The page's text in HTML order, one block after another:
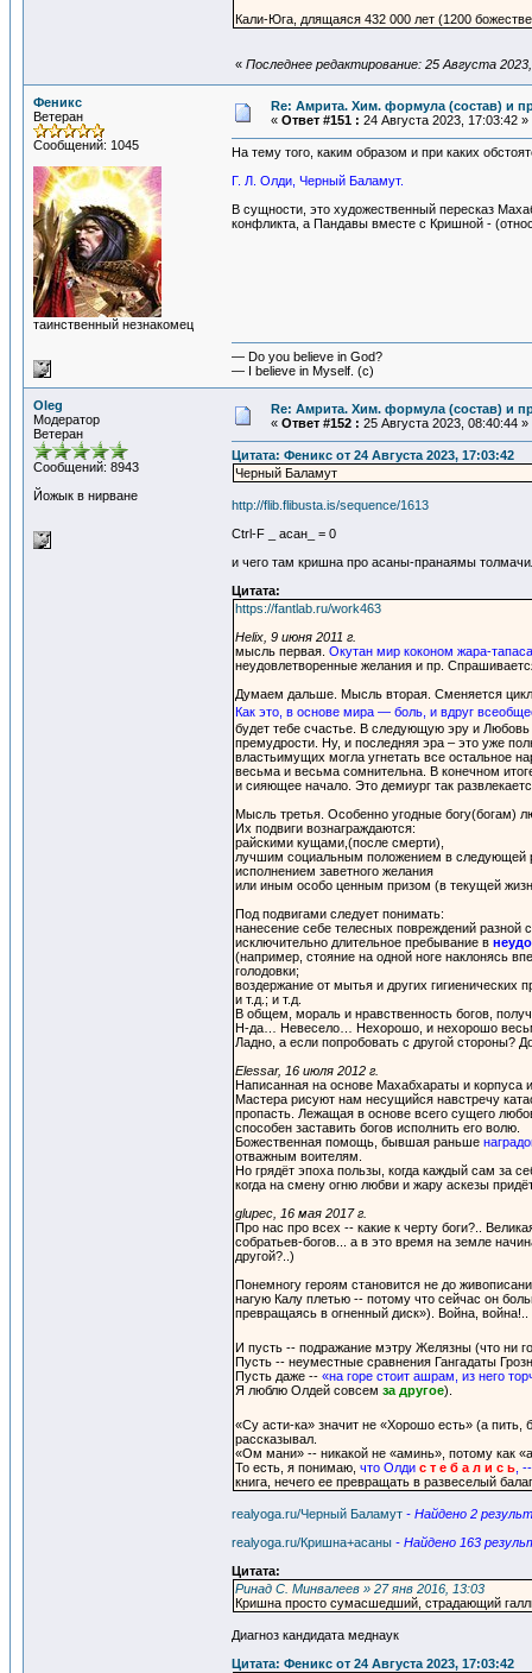
Кали-Юга, длящаяся 432 000 лет (1200
« Последнее редактирование: 25 Августа
Феникс
Ветеран
Сообщений: 1045
таинственный незнакомец
Re: Амрита. Хим. формула (состав) и
« Ответ #151 : 24 Августа 2023, 17:03:42 »
На тему того, каким образом и при каких
Г. Л. Олди, Черный Баламут.
В сущности, это художественный пересказ
конфликта, а Пандавы вместе с Кришной -
— Do you believe in God?
— I believe in Myself. (c)
Oleg
Модератор
Ветеран
Сообщений: 8943
Йожык в нирване
Re: Амрита. Хим. формула (состав) и
« Ответ #152 : 25 Августа 2023, 08:40:44 »
Цитата: Феникс от 24 Августа 2023, 17:03:42
Черный Баламут
http://flib.flibusta.is/sequence/1613
Ctrl-F _ асан_ = 0
и чего там кришна про асаны-пранаямы
Цитата:
https://fantlab.ru/work463
Helix, 9 июня 2011 г.
мысль первая. Окутан мир коконом жара-
неудовлетворенные желания и пр.
Думаем дальше. Мысль вторая. Сменяется
Как это, в основе мира — боль, и вдруг
будет тебе счастье. В следующую эру и Любовь
премудрости. Ну, и последняя эра – это уже
властьимущих могла угнетать все остальное
весьма и весьма сомнительна. В конечном
и сияющее начало. Это демиург так
Мысль третья. Особенно угодные богу(богам)
Их подвиги вознаграждаются:
райскими кущами,(после смерти),
лучшим социальным положением в следующей
исполнением заветного желания
или иным особо ценным призом (в текущей
Под подвигами следует понимать:
нанесение себе телесных повреждений разной
исключительно длительное пребывание в
(например, стояние на одной ноге наклонясь
голодовки;
воздержание от мытья и других гигиенических
и т.д.; и т.д.
В общем, мораль и нравственность богов,
Н-да… Невесело… Нехорошо, и нехорошо
Ладно, а если попробовать с другой стороны?
Elessar, 16 июля 2012 г.
Написанная на основе Махабхараты и корпуса
Мастера рисуют нам несущийся навстречу
пропасть. Лежащая в основе всего сущего
способен заставить богов исполнить его волю.
Божественная помощь, бывшая раньше
отважным воителям.
Но грядёт эпоха пользы, когда каждый сам за
когда на смену огню любви и жару аскезы
glupec, 16 мая 2017 г.
Про нас про всех -- какие к черту боги?..
собратьев-богов... а в это время на земле
другой?..)
Понемногу героям становится не до
нагую Калу плетью -- потому что сейчас он
превращаясь в огненный диск»). Война,
И пусть -- подражание мэтру Желязны (что ни
Пусть -- неуместные сравнения Гангадаты
Пусть даже -- «на горе стоит ашрам, из него
Я люблю Олдей совсем за другое).
«Су асти-ка» значит не «Хорошо есть» (а
рассказывал.
«Ом мани» -- никакой не «аминь», потому как
То есть, я понимаю, что Олди с т е б а л и с ь ,
книга, нечего ее превращать в развеселый
realyoga.ru/Черный Баламут - Найдено 2
realyoga.ru/Кришна+асаны - Найдено 163
Цитата:
Ринад С. Минвалеев » 27 янв 2016, 13:03
Кришна просто сумасшедший, страдающий
Диагноз кандидата меднаук
Цитата: Феникс от 24 Августа 2023, 17:03:42